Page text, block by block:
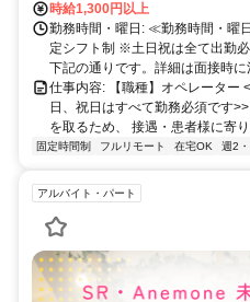
時給1,300円以上
勤務時間・曜日: ≪勤務時間・曜
定シフト制 ※土日祝は全て出勤必
下記の通りです。詳細は面接時
仕事内容: 【職種】オペレーター
日、祝日はすべて勤務必須です
を取るため、 接遇・患者様に寄
固定時間制 フルリモート 在宅OK 週2
アルバイト・パート